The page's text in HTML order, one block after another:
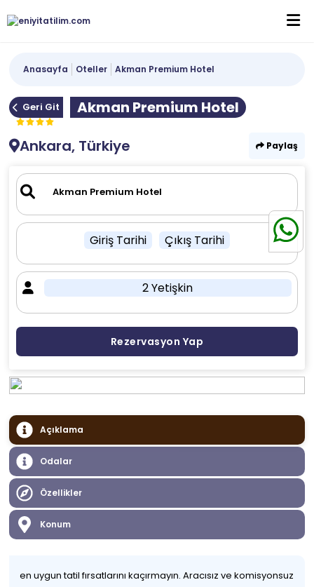
Anasayfa Oteller Akman Premium Hotel
Geri Git
Akman Premium Hotel
Ankara, Türkiye
Paylaş
Giriş Tarihi Çıkış Tarihi
2 Yetişkin
Rezervasyon Yap
Açıklama
Odalar
Özellikler
Konum
en uygun tatil fırsatlarını kaçırmayın. Aracısız ve komisyonsuz